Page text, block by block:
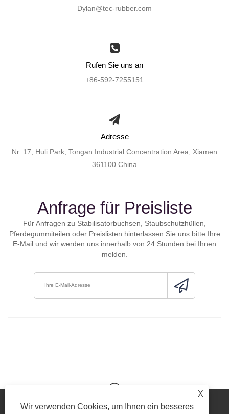
X
Wir verwenden Cookies, um Ihnen ein besseres
Dylan@tec-rubber.com
Rufen Sie uns an
+86-592-7255151
Adresse
Nr. 17, Huli Park, Tongan Industrial Concentration Area, Xiamen
361100 China
Anfrage für Preisliste
Für Anfragen zu Stabilisatorbuchsen, Staubschutzhüllen,
Pferdegummiteilen oder Preislisten hinterlassen Sie uns bitte Ihre
E-Mail und wir werden uns innerhalb von 24 Stunden bei Ihnen
melden.